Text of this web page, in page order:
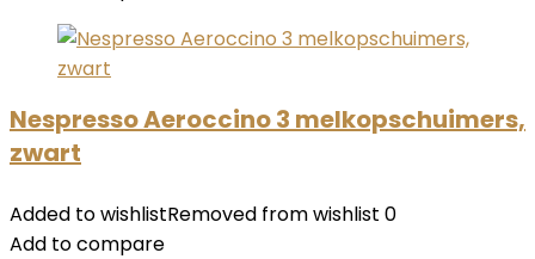
Nespresso Aeroccino 3 melkopschuimers,
zwart
Added to wishlistRemoved from wishlist 0
Add to compare